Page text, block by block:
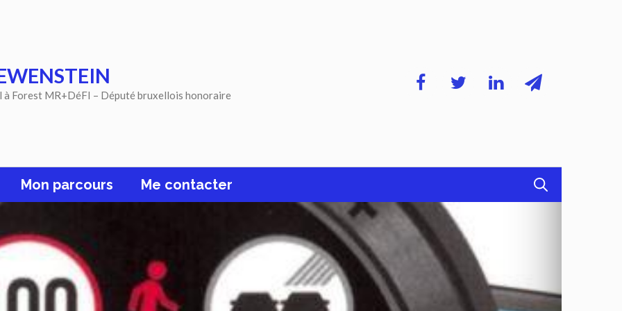
à Forest MR+DéFI – Député bruxellois honoraire
Mon parcours Me contacter